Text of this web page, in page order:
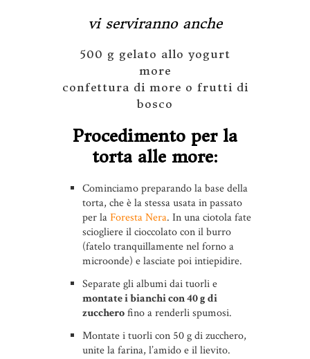
vi serviranno anche
500 g gelato allo yogurt
more
confettura di more o frutti di
bosco
Procedimento per la
torta alle more:
Cominciamo preparando la base della
torta, che è la stessa usata in passato
per laForesta Nera. In una ciotola fate
sciogliere il cioccolato con il burro
(fatelo tranquillamente nel forno a
microonde) e lasciate poi intiepidire.
Separate gli albumi dai tuorli e
montate i bianchi con 40 g di
zuccherofino a renderli spumosi.
Montate i tuorli con 50 g di zucchero,
unite la farina, l’amido e il lievito.